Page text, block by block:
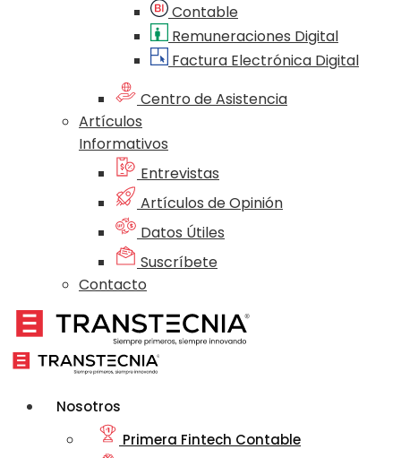
Contable
Remuneraciones Digital
Factura Electrónica Digital
Centro de Asistencia
Artículos
Informativos
Entrevistas
Artículos de Opinión
Datos Útiles
Suscríbete
Contacto
Nosotros
Primera Fintech Contable